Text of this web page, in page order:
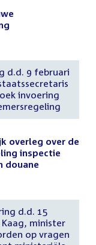
d.d. 9 februari
invoering
overleg over de
inspectie
douane
d.d. 15
Kaag, minister
op vragen